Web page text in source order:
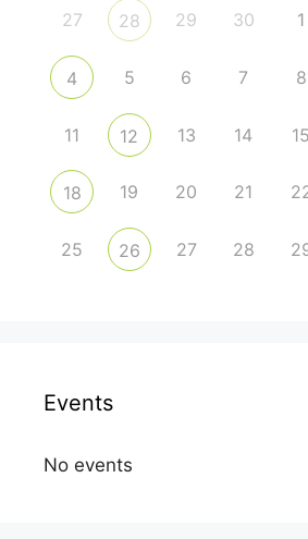
27 28 29 30 1
4 5 6 7 8
11 12 13 14 15
18 19 20 21
25 26 27 28
Events
No events